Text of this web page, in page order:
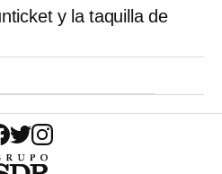
y la taquilla de